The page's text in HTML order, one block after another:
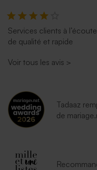
Services clients à
de qualité et rapide
Voir tous les avis >
Tadaaz
de